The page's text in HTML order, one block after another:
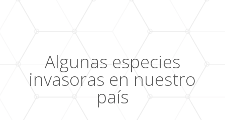
Algunas especies
invasoras en nuestro
país